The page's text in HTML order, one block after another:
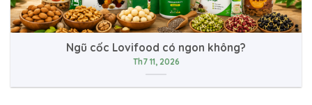
Ngũ cốc Lovifood có ngon không?
Th7 11, 2026